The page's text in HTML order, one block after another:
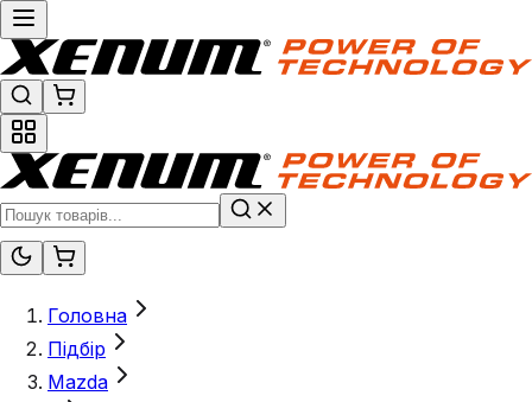
Головна
Підбір
Mazda